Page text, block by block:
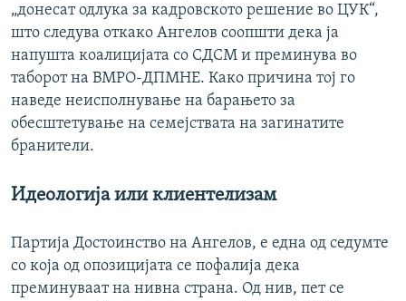
„донесат одлука за кадровското решение во ЦУК“,
што следува откако Ангелов соопшти дека ја
напушта коалицијата со СДСМ и преминува во
таборот на ВМРО-ДПМНЕ. Како причина тој го
наведе неисполнување на барањето за
обесштетување на семејствата на загинатите
бранители.
Идеологија или клиентелизам
Партија Достоинство на Ангелов, е една од седумте
со која од опозицијата се пофалија дека
преминуваат на нивна страна. Од нив, пет се